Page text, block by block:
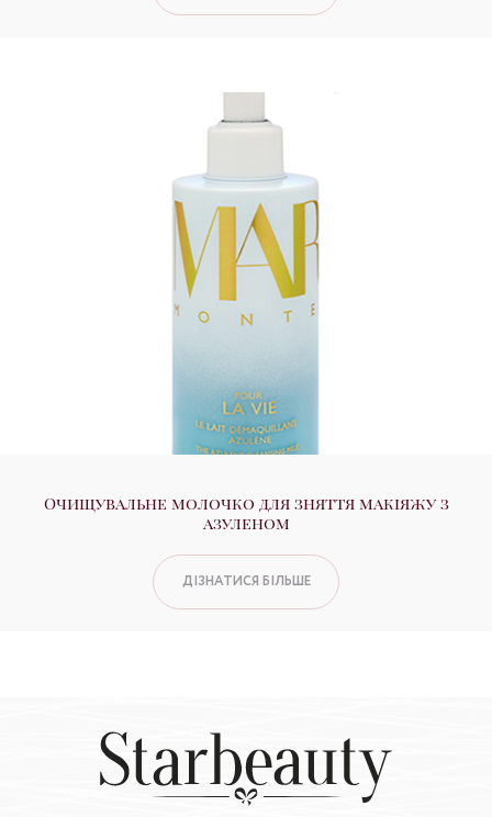
Очищувальне молочко для зняття макіяжу з
азуленом
ДІЗНАТИСЯ БІЛЬШЕ